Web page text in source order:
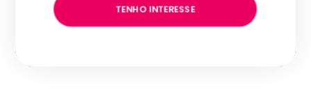
TENHO INTERESSE